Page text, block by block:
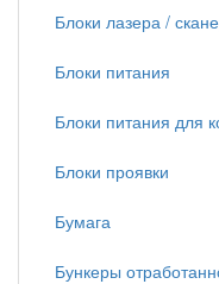
Блоки лазера /
Блоки питания
Блоки питания для
Блоки проявки
Бумага
Бункеры